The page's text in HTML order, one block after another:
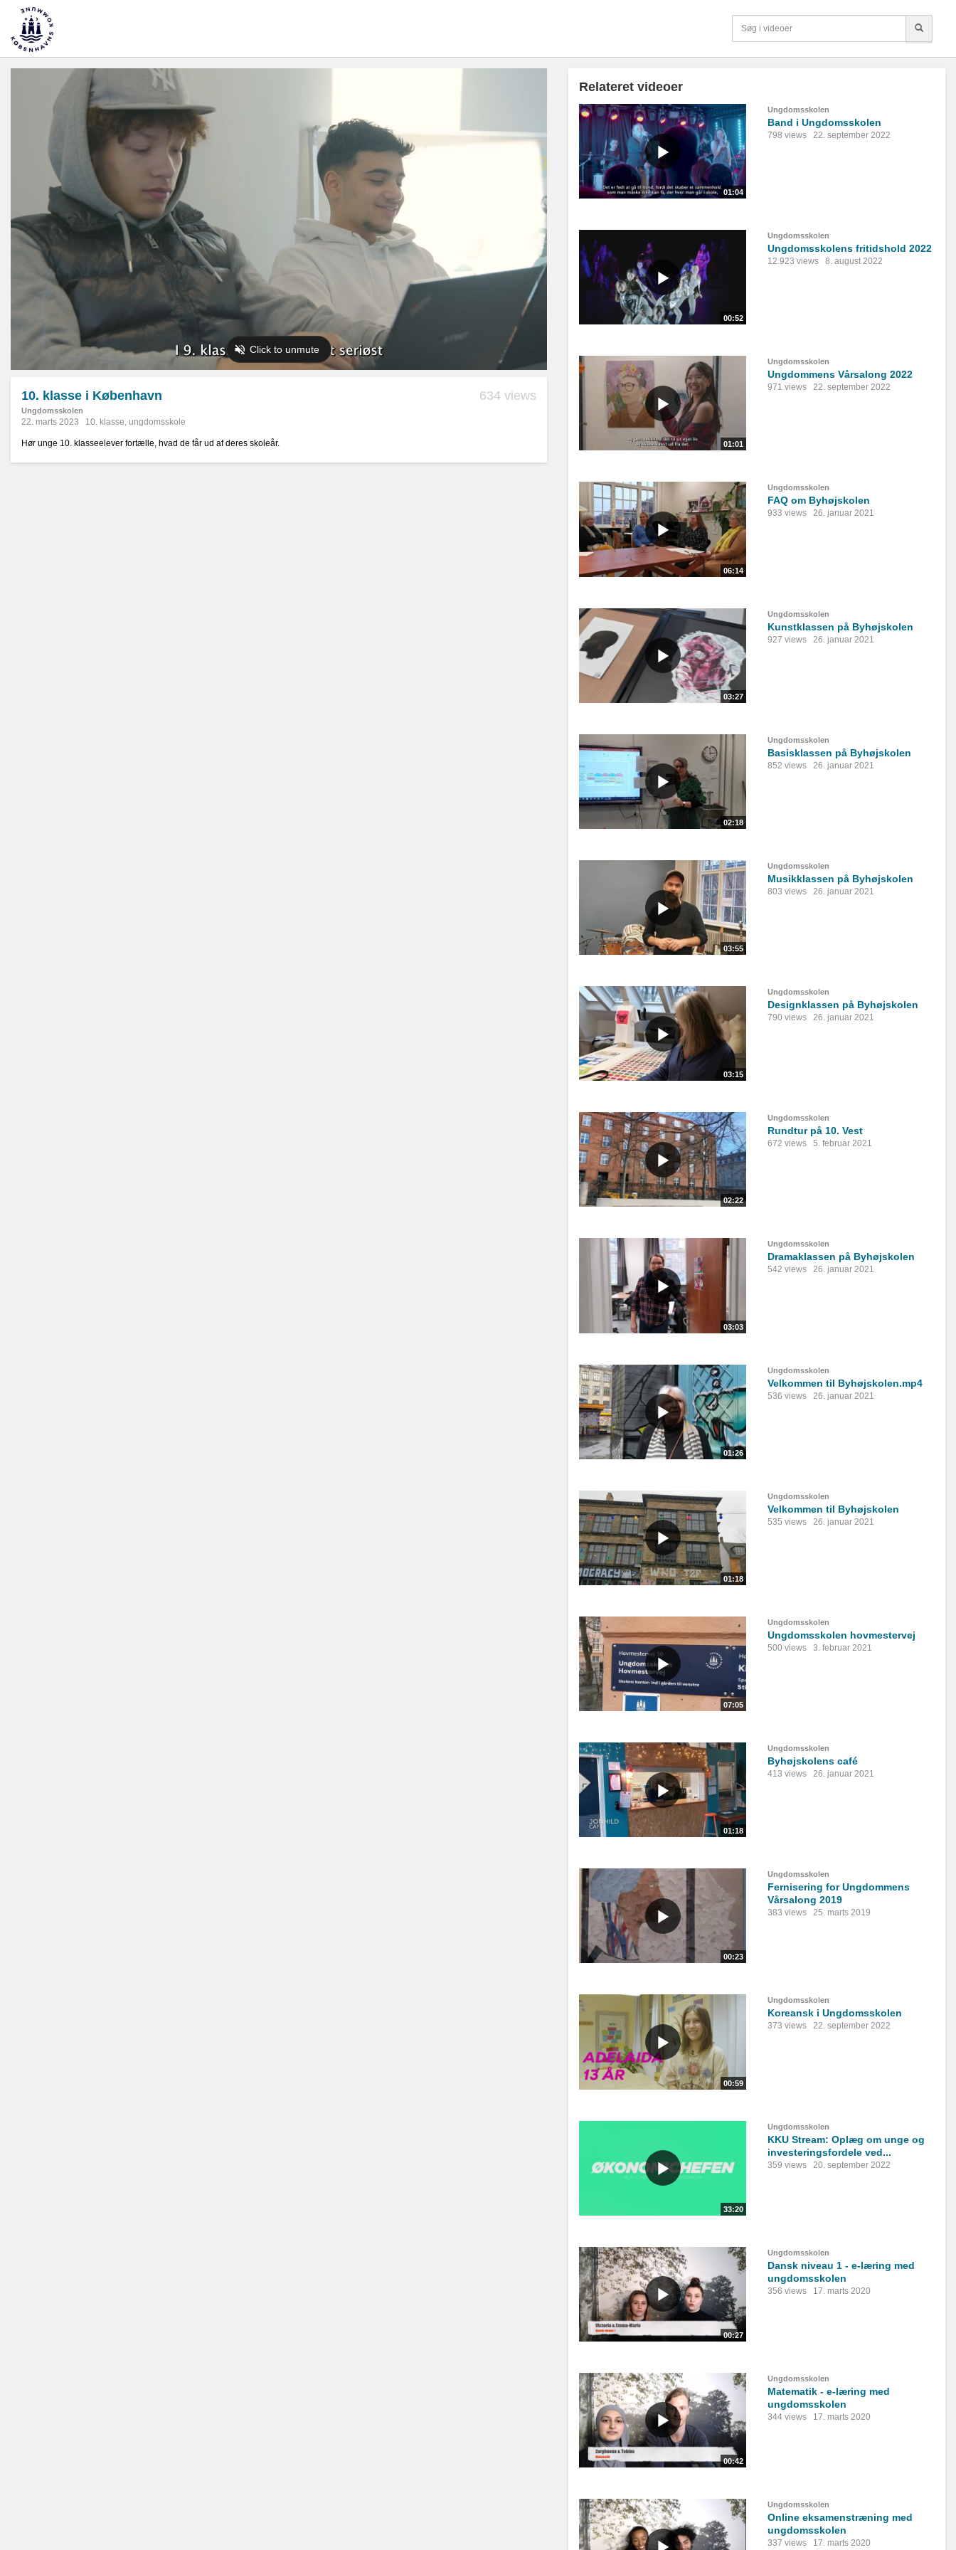
10. klasse i København
Ungdomsskolen
634 views
22. marts 2023 10. klasse, ungdomsskole
Hør unge 10. klasseelever fortælle, hvad de får ud af deres skoleår.
Relateret videoer
01:04
Ungdomsskolen
Band i Ungdomsskolen
798 views 22. september 2022
00:52
Ungdomsskolen
Ungdomsskolens fritidshold 2022
12.923 views 8. august 2022
01:01
Ungdomsskolen
Ungdommens Vårsalong 2022
971 views 22. september 2022
06:14
Ungdomsskolen
FAQ om Byhøjskolen
933 views 26. januar 2021
03:27
Ungdomsskolen
Kunstklassen på Byhøjskolen
927 views 26. januar 2021
02:18
Ungdomsskolen
Basisklassen på Byhøjskolen
852 views 26. januar 2021
03:55
Ungdomsskolen
Musikklassen på Byhøjskolen
803 views 26. januar 2021
03:15
Ungdomsskolen
Designklassen på Byhøjskolen
790 views 26. januar 2021
02:22
Ungdomsskolen
Rundtur på 10. Vest
672 views 5. februar 2021
03:03
Ungdomsskolen
Dramaklassen på Byhøjskolen
542 views 26. januar 2021
01:26
Ungdomsskolen
Velkommen til Byhøjskolen.mp4
536 views 26. januar 2021
01:18
Ungdomsskolen
Velkommen til Byhøjskolen
535 views 26. januar 2021
07:05
Ungdomsskolen
Ungdomsskolen hovmestervej
500 views 3. februar 2021
01:18
Ungdomsskolen
Byhøjskolens café
413 views 26. januar 2021
00:23
Ungdomsskolen
Fernisering for Ungdommens
Vårsalong 2019
383 views 25. marts 2019
00:59
Ungdomsskolen
Koreansk i Ungdomsskolen
373 views 22. september 2022
33:20
Ungdomsskolen
KKU Stream: Oplæg om unge og
investeringsfordele ved...
359 views 20. september 2022
00:27
Ungdomsskolen
Dansk niveau 1 - e-læring med
ungdomsskolen
356 views 17. marts 2020
00:42
Ungdomsskolen
Matematik - e-læring med
ungdomsskolen
344 views 17. marts 2020
Ungdomsskolen
Online eksamenstræning med
ungdomsskolen
337 views 17. marts 2020